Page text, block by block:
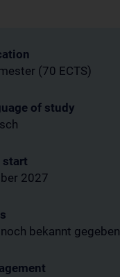
(70 ECTS)
of study
start
2027
bekannt gegeben